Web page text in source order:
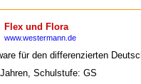
Flex und Flora
www.westermann.de
für den differenzierten
Schulstufe: GS